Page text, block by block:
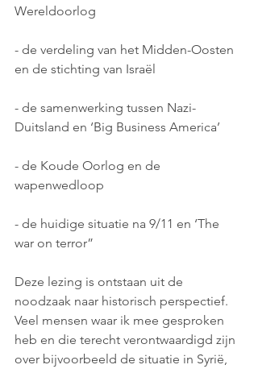
Wereldoorlog
- de verdeling van het Midden-Oosten
en de stichting van Israël
- de samenwerking tussen Nazi-
Duitsland en ‘Big Business America’
- de Koude Oorlog en de
wapenwedloop
- de huidige situatie na 9/11 en ‘The
war on terror”
Deze lezing is ontstaan uit de
noodzaak naar historisch perspectief.
Veel mensen waar ik mee gesproken
heb en die terecht verontwaardigd zijn
over bijvoorbeeld de situatie in Syrië,